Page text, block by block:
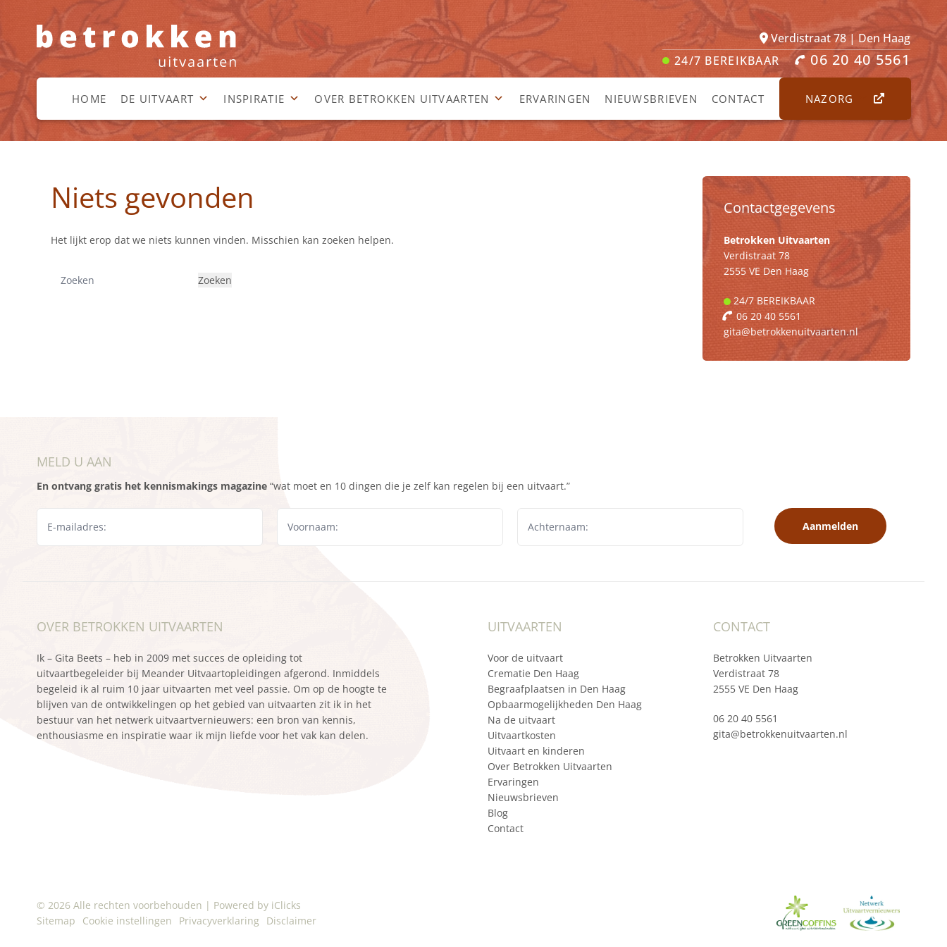
Verdistraat 78 | Den Haag
24/7 BEREIKBAAR 06 20 40 5561
HOME DE UITVAART INSPIRATIE OVER BETROKKEN UITVAARTEN ERVARINGEN NIEUWSBRIEVEN CONTACT NAZORG
Niets gevonden
Het lijkt erop dat we niets kunnen vinden. Misschien kan zoeken helpen.
Contactgegevens
Betrokken Uitvaarten
Verdistraat 78
2555 VE Den Haag
24/7 BEREIKBAAR
06 20 40 5561
gita@betrokkenuitvaarten.nl
MELD U AAN
En ontvang gratis het kennismakings magazine “wat moet en 10 dingen die je zelf kan regelen bij een uitvaart.”
Aanmelden
OVER BETROKKEN UITVAARTEN
Ik – Gita Beets – heb in 2009 met succes de opleiding tot
uitvaartbegeleider bij Meander Uitvaartopleidingen afgerond. Inmiddels
begeleid ik al ruim 10 jaar uitvaarten met veel passie. Om op de hoogte te
blijven van de ontwikkelingen op het gebied van uitvaarten zit ik in het
bestuur van het netwerk uitvaartvernieuwers: een bron van kennis,
enthousiasme en inspiratie waar ik mijn liefde voor het vak kan delen.
UITVAARTEN
Voor de uitvaart
Crematie Den Haag
Begraafplaatsen in Den Haag
Opbaarmogelijkheden Den Haag
Na de uitvaart
Uitvaartkosten
Uitvaart en kinderen
Over Betrokken Uitvaarten
Ervaringen
Nieuwsbrieven
Blog
Contact
CONTACT
Betrokken Uitvaarten
Verdistraat 78
2555 VE Den Haag
06 20 40 5561
gita@betrokkenuitvaarten.nl
© 2026 Alle rechten voorbehouden | Powered by iClicks
Sitemap
Cookie instellingen Privacyverklaring Disclaimer